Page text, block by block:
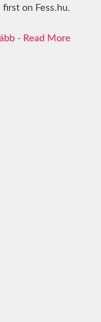
on Fess.hu.
Read More